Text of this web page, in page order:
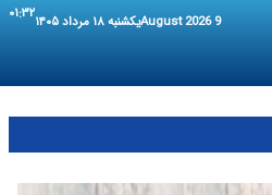
9 August 2026 یکشنبه ۱۸ مرداد ۱۴۰۵ ۰۱:۳۲